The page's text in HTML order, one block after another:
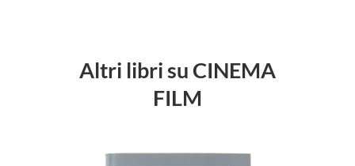
Altri libri su CINEMA
FILM